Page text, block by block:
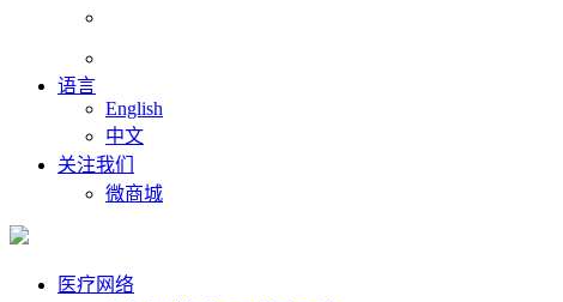
语言
English
中文
关注我们
微商城
医疗网络